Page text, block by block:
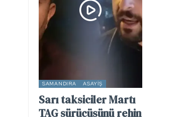
SAMANDIRA ASAYIŞ
Sarı taksiciler Martı
TAG sürücüsünü rehin